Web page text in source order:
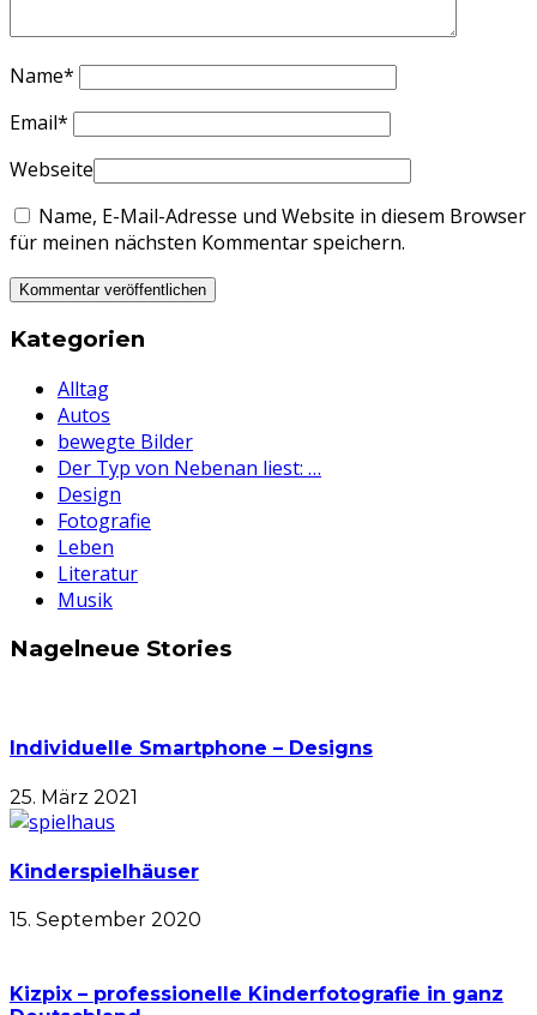
Name*
Email*
Webseite
Name, E-Mail-Adresse und Website in diesem Browser
für meinen nächsten Kommentar speichern.
Kategorien
Alltag
Autos
bewegte Bilder
Der Typ von Nebenan liest: …
Design
Fotografie
Leben
Literatur
Musik
Nagelneue Stories
Individuelle Smartphone – Designs
25. März 2021
Kinderspielhäuser
15. September 2020
Kizpix – professionelle Kinderfotografie in ganz